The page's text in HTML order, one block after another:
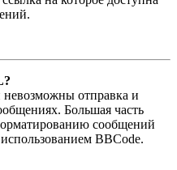
отправка и
Большая часть
сообщений
BBCode.